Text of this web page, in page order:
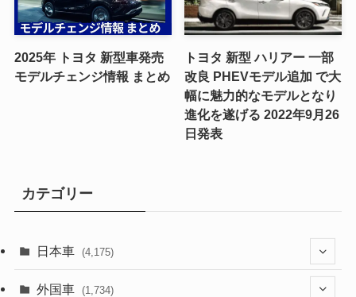
2025年 トヨタ 新型車発売
モデルチェンジ情報 まとめ
トヨタ 新型 ハリアー 一部
改良 PHEVモデル追加 で大
幅に魅力的なモデルとなり
進化を遂げる 2022年9月26
日発表
カテゴリー
日本車 (4,175)
(1,321)
外国車 (1,734)